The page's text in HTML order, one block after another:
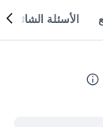
الأسئلة الشائعة